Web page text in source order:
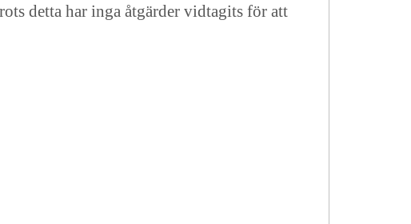
detta har inga åtgärder vidtagits för att